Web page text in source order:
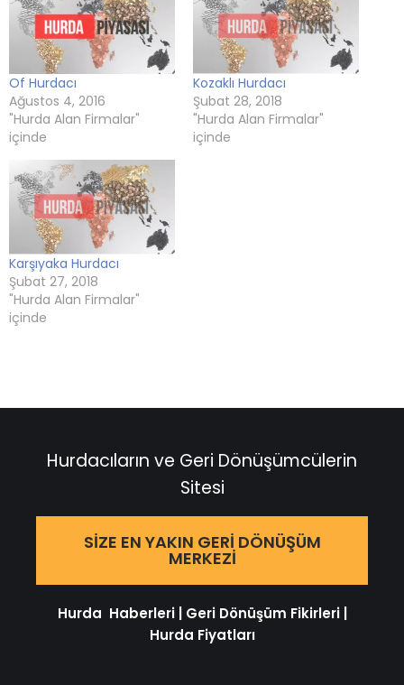
Of Hurdacı
Ağustos 4, 2016
"Hurda Alan Firmalar"
içinde
Kozaklı Hurdacı
Şubat 28, 2018
"Hurda Alan Firmalar"
içinde
Karşıyaka Hurdacı
Şubat 27, 2018
"Hurda Alan Firmalar"
içinde
Hurdacıların ve Geri Dönüşümcülerin
Sitesi
SIZE EN YAKIN GERI DÖNÜŞÜM
MERKEZI
Hurda Haberleri| Geri Dönüşüm Fikirleri|
Hurda Fiyatları